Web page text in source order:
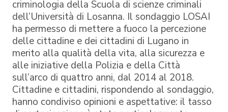
criminologia della Scuola di scienze criminali
dell’Università di Losanna. Il sondaggio LOSAI
ha permesso di mettere a fuoco la percezione
delle cittadine e dei cittadini di Lugano in
merito alla qualità della vita, alla sicurezza e
alle iniziative della Polizia e della Città
sull’arco di quattro anni, dal 2014 al 2018.
Cittadine e cittadini, rispondendo al sondaggio,
hanno condiviso opinioni e aspettative: il tasso